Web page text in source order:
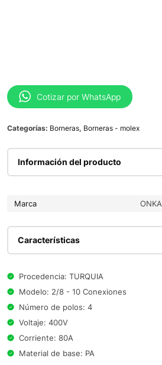
Cotizar por WhatsApp
Categorías: Borneras, Borneras - molex
Información del producto
Marca ONKA
Características
Procedencia: TURQUIA
Modelo: 2/8 - 10 Conexiones
Número de polos: 4
Voltaje: 400V
Corriente: 80A
Material de base: PA